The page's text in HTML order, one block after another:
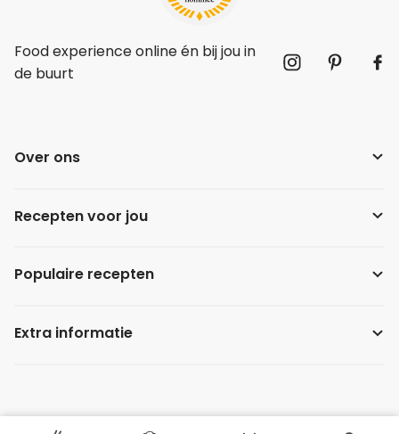
Food experience online én bij jou in
de buurt
Over ons
Recepten voor jou
Populaire recepten
Extra informatie